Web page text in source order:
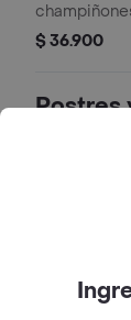
salteados
$ 36.900
Postres
Malteada